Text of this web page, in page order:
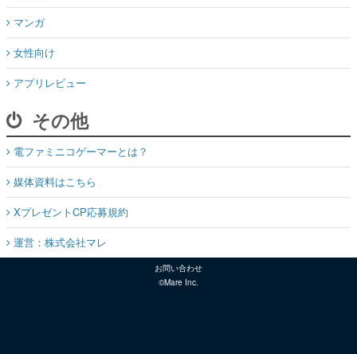
マンガ
女性向け
アプリレビュー
その他
電ファミニコゲーマーとは？
媒体資料はこちら
XプレゼントCP応募規約
運営：株式会社マレ
お問い合わせ
©Mare Inc.